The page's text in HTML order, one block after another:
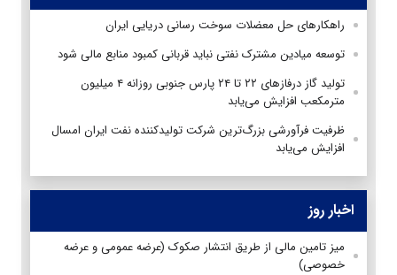
راهکارهای حل معضلات سوخت رسانی دریایی ایران
توسعه میادین مشترک نفتی نباید قربانی کمبود منابع مالی شود
تولید گاز درفازهای ۲۲ تا ۲۴ پارس جنوبی روزانه ۴ میلیون
مترمکعب افزایش می‌یابد
ظرفیت فرآورشی بزرگ‌ترین شرکت تولیدکننده نفت ایران امسال
افزایش می‌یابد
اخبار روز
میز تامین مالی از طریق انتشار صکوک (عرضه عمومی و عرضه
خصوصی)